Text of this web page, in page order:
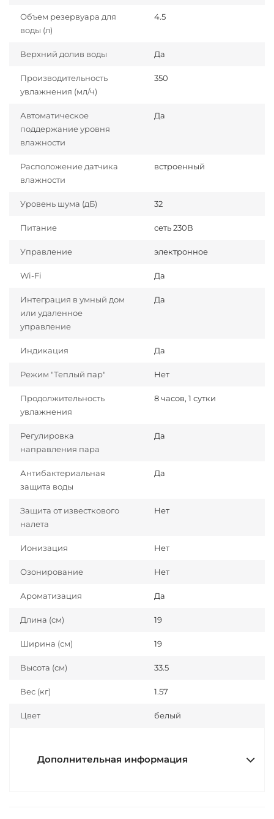
Объем резервуара для
воды (л)
4.5
Верхний долив воды Да
Производительность
увлажнения (мл/ч)
350
Автоматическое
поддержание уровня
влажности
Да
Расположение датчика
влажности
встроенный
Уровень шума (дБ) 32
Питание сеть 230В
Управление электронное
Wi-Fi Да
Интеграция в умный дом
или удаленное
управление
Да
Индикация Да
Режим "Теплый пар" Нет
Продолжительность
увлажнения
8 часов, 1 сутки
Регулировка
направления пара
Да
Антибактериальная
защита воды
Да
Защита от известкового
налета
Нет
Ионизация Нет
Озонирование Нет
Ароматизация Да
Длина (cм) 19
Ширина (см) 19
Высота (см) 33.5
Вес (кг) 1.57
Цвет белый
Дополнительная информация